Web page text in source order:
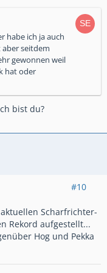
habe ich ja auch
seitdem
gewonnen weil
hat oder
bist du?
#10
Scharfrichter-
Rekord aufgestellt...
Hog und Pekka